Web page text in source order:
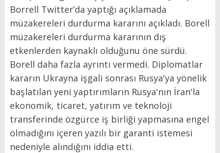
Borrell Twitter’da yaptığı açıklamada
müzakereleri durdurma kararını açıkladı. Borell
müzakereleri durdurma kararının dış
etkenlerden kaynaklı olduğunu öne sürdü.
Borell daha fazla ayrıntı vermedi. Diplomatlar
kararın Ukrayna işgali sonrası Rusya'ya yönelik
başlatılan yeni yaptırımların Rusya'nın İran'la
ekonomik, ticaret, yatırım ve teknoloji
transferinde özgürce iş birliği yapmasına engel
olmadığını içeren yazılı bir garanti istemesi
nedeniyle alındığını iddia etti.